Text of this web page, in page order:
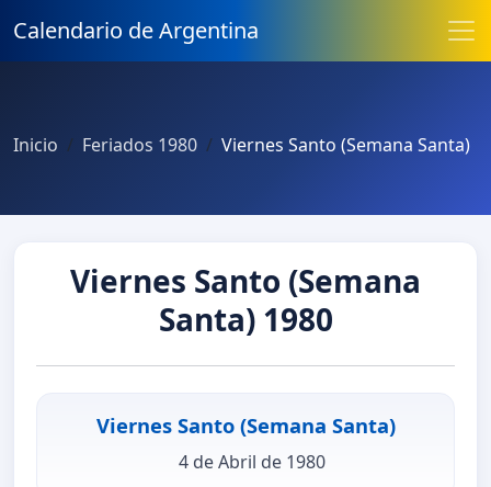
Calendario de Argentina
Inicio Feriados 1980 Viernes Santo (Semana Santa)
Viernes Santo (Semana
Santa) 1980
Viernes Santo (Semana Santa)
4 de Abril de 1980